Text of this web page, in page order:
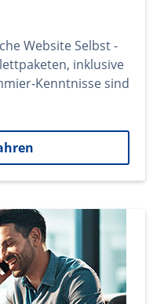
Website Selbst -
inklusive
Kenntnisse sind